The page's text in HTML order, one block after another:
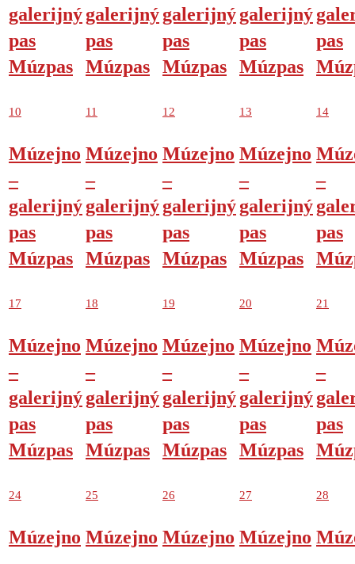
galerijný
pas
Múzpas
galerijný
pas
Múzpas
galerijný
pas
Múzpas
galerijný
pas
Múzpas
pas
10
Múzejno
–
galerijný
pas
Múzpas
11
Múzejno
–
galerijný
pas
Múzpas
12
Múzejno
–
galerijný
pas
Múzpas
13
Múzejno
–
galerijný
pas
Múzpas
14
–
pas
17
Múzejno
–
galerijný
pas
Múzpas
18
Múzejno
–
galerijný
pas
Múzpas
19
Múzejno
–
galerijný
pas
Múzpas
20
Múzejno
–
galerijný
pas
Múzpas
21
–
pas
24
Múzejno
25
Múzejno
26
Múzejno
27
Múzejno
28